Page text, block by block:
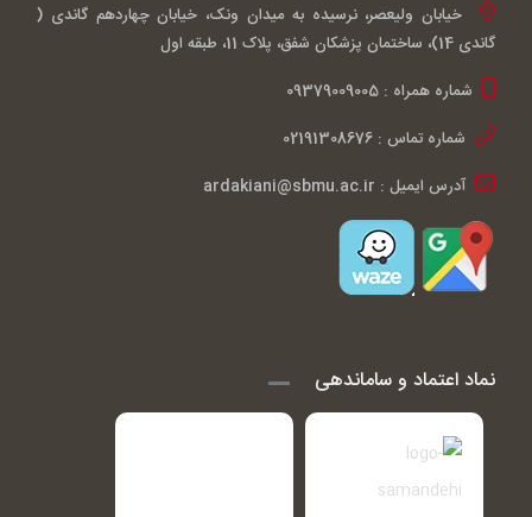
خیابان ولیعصر، نرسیده به میدان ونک، خیابان چهاردهم گاندی (
گاندی 14)، ساختمان پزشکان شفق، پلاک 11، طبقه اول
شماره همراه : 09379009005
شماره تماس : 02191308676
آدرس ایمیل : ardakiani@sbmu.ac.ir
نماد اعتماد و ساماندهی